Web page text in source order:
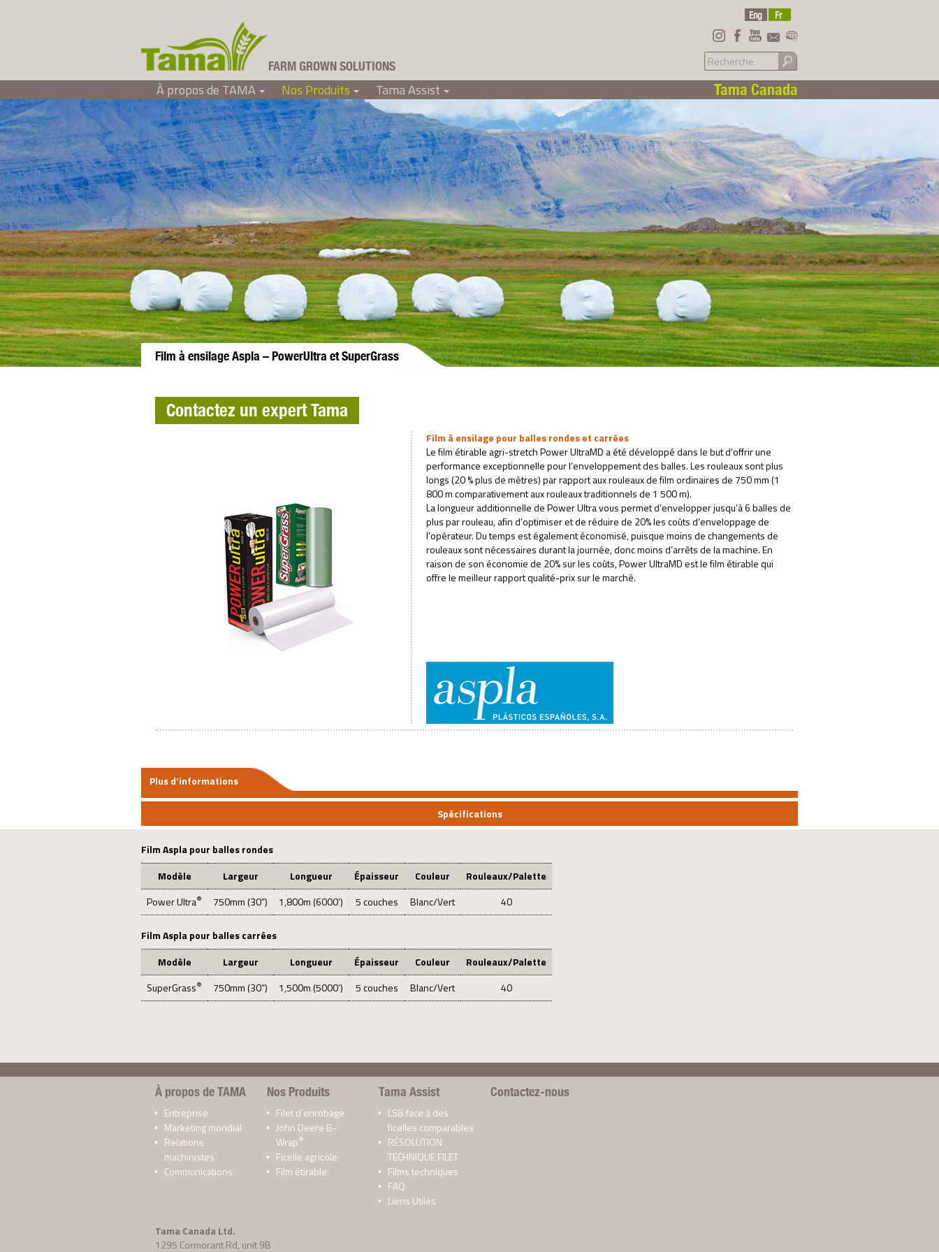
Tama Canada Ltd
FARM GROWN SOLUTIONS
Tama Canada
+
À propos de TAMA +
Nos Produits +
Tama Assist
Film à ensilage Aspla – PowerUltra et SuperGrass
Contactez un expert Tama
Film à ensilage pour balles rondes et carrées
Le film étirable agri-stretch Power UltraMD a été développé dans le but d’offrir une
performance exceptionnelle pour l’enveloppement des balles. Les rouleaux sont plus
longs (20 % plus de mètres) par rapport aux rouleaux de film ordinaires de 750 mm (1
800 m comparativement aux rouleaux traditionnels de 1 500 m).
La longueur additionnelle de Power Ultra vous permet d’envelopper jusqu’à 6 balles de
plus par rouleau, afin d’optimiser et de réduire de 20% les coûts d’enveloppage de
l’opérateur. Du temps est également économisé, puisque moins de changements de
rouleaux sont nécessaires durant la journée, donc moins d’arrêts de la machine. En
raison de son économie de 20% sur les coûts, Power UltraMD est le film étirable qui
offre le meilleur rapport qualité-prix sur le marché.
Plus d’informations
Spécifications
Film Aspla pour balles rondes
Modèle
Largeur Longueur Épaisseur Couleur
Rouleaux/Palette
Power Ultra® 750mm (30”) 1,800m (6000’) 5 couches Blanc/Vert 40
Film Aspla pour balles carrées
Modèle
Largeur Longueur Épaisseur Couleur
Rouleaux/Palette
SuperGrass® 750mm (30”) 1,500m (5000’) 5 couches Blanc/Vert 40
À propos de TAMA
Entreprise
Marketing mondial
Relations
machinistes
Communications
Nos Produits
Filet d’enrobage
John Deere B-
Wrap®
Ficelle agricole
Film étirable
Tama Assist
LSB face à des
ficelles comparables
RÉSOLUTION
TECHNIQUE FILET
Films techniques
FAQ
Liens Utiles
Contactez-nous
Tama Canada Ltd.
1295 Cormorant Rd, unit 9B